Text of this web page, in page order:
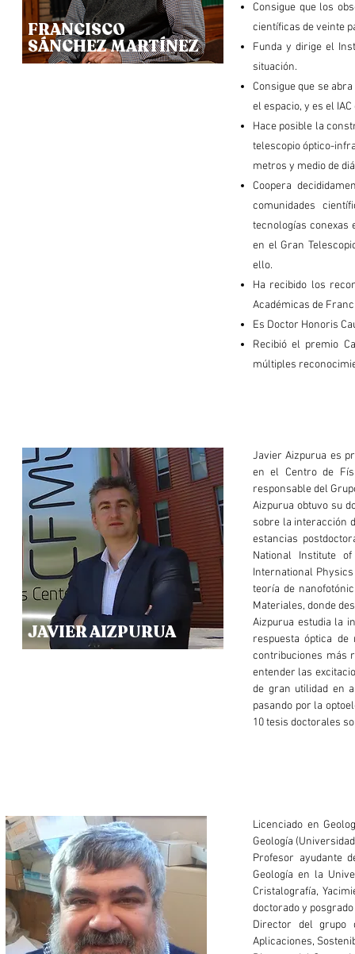
FRANCISCO
SÁNCHEZ MARTÍNEZ
Consigue que los
científicas de veinte
Funda y dirige el
situación.
Consigue que se
el espacio, y es el
Hace posible la
telescopio óptico-
metros y medio de
Coopera
comunidades
tecnologías conexas
en el Gran
ello.
Ha recibido los
Académicas de
Es Doctor Honoris
Recibió el premio
múltiples
JAVIER AIZPURUA
Javier Aizpurua es
en el Centro de
responsable del
Aizpurua obtuvo su
sobre la interacción
estancias
National Institute
International
teoría de
Materiales, donde
Aizpurua estudia la
respuesta óptica
contribuciones más
entender las
de gran utilidad en
pasando por la
10 tesis doctorales
Licenciado en
Geología
Profesor ayudante
Geología en la
Cristalografía,
doctorado y
Director del grupo
Aplicaciones,